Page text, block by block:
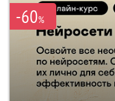
-60%